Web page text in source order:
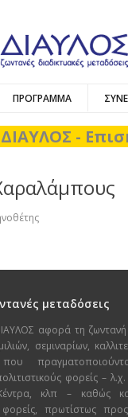
ΠΡΟΓΡΑΜΜΑ
-
μεταδόσεις
αφορά τη
σεμιναρίων,
που
φορείς –
κλπ – καθώς
φορείς, πρωτίστως